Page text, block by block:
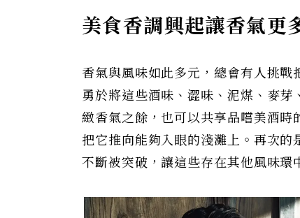
美食香調興起讓香氣更
香氣與風味如此多元，總會有人挑
勇於將這些酒味、澀味、泥煤、麥
緻香氣之餘，也可以共享品嚐美酒
把它推向能夠入眼的淺灘上。再次
不斷被突破，讓這些存在其他風味環